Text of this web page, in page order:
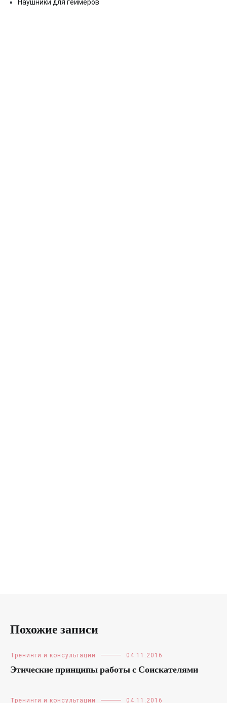
Наушники для геймеров
Похожие записи
Тренинги и консультации 04.11.2016
Этические принципы работы с Соискателями
Тренинги и консультации 04.11.2016